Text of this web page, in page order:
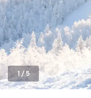
1 /5